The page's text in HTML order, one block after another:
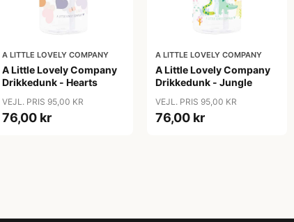
A LITTLE LOVELY COMPANY
A Little Lovely Company
Drikkedunk - Hearts
VEJL. PRIS 95,00 KR
76,00 kr
A LITTLE LOVELY COMPANY
A Little Lovely Company
Drikkedunk - Jungle
VEJL. PRIS 95,00 KR
76,00 kr